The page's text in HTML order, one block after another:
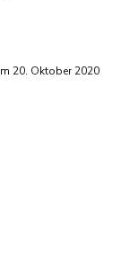
20. Oktober 2020